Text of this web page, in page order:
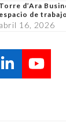
Torre d’Ara
espacio de trabajo
abril 16, 2026
LinkedIn